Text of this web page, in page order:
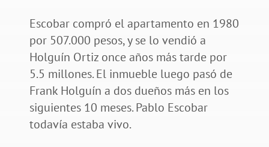
Escobar compró el apartamento en 1980
por 507.000 pesos, y se lo vendió a
Holguín Ortiz once años más tarde por
5.5 millones. El inmueble luego pasó de
Frank Holguín a dos dueños más en los
siguientes 10 meses. Pablo Escobar
todavía estaba vivo.